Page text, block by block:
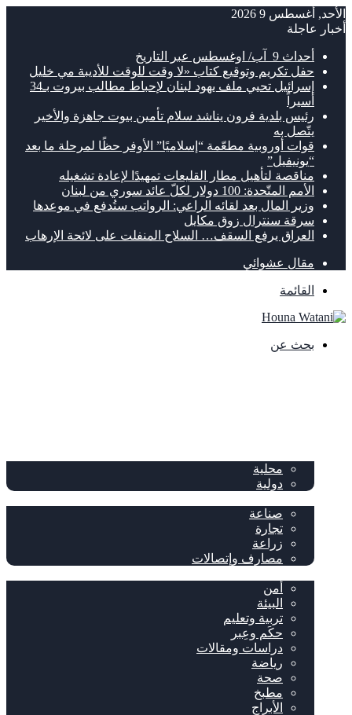
الأحد, أغسطس 9 2026
أخبار عاجلة
أحداث 9 آب/ اوغسطس عبر التاريخ
حفل تكريم وتوقيع كتاب «لا وقت للوقت للأديبة مي خليل
إسرائيل تحيي ملف يهود لبنان لإحباط مطالب بيروت بـ34
أسيراً
رئيس بلدية فرون يناشد سلام تأمين بيوت جاهزة والأخير
يتّصل به
قوات أوروبية مطعّمة “إسلاميًا” الأوفر حظًا لمرحلة ما بعد
“يونيفيل”
مناقصة لتأهيل مطار القليعات تمهيدًا لإعادة تشغيله
الأمم المتّحدة: 100 دولار لكلّ عائد سوري من لبنان
وزير المال بعد لقائه الراعي: الرواتب ستُدفع في موعدها
سرقة سنترال زوق مكايل
العراق يرفع السقف… السلاح المنفلت على لائحة الإرهاب
مقال عشوائي
القائمة
بحث عن
محلية
دولية
صناعة
تجارة
زراعة
مصارف وإتصالات
أمن
البيئة
تربية وتعليم
حكَم وعِبر
دراسات ومقالات
رياضة
صحة
مطبخ
الأبراج